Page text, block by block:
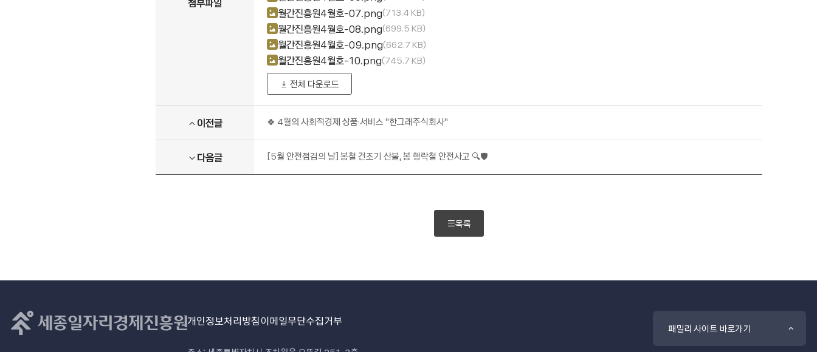
월간진흥원4월호-07.png 713.4 KB
월간진흥원4월호-08.png 699.5 KB
월간진흥원4월호-09.png 662.7 KB
월간진흥원4월호-10.png 745.7 KB
전체 다운로드
이전글 🍀 4월의 사회적경제 상품·서비스 "한그래주식회사"
다음글 [5월 안전점검의 날] 봄철 건조기 산불, 봄 행락철 안전사고 🔍🛡️
목록
개인정보처리방침이메일무단수집거부
패밀리 사이트 바로가기